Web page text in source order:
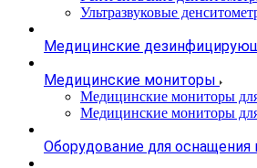
Ультразвуковые
Медицинские
Медицинские мониторы
Медицинские мониторы
Медицинские мониторы
Оборудование для оснащения